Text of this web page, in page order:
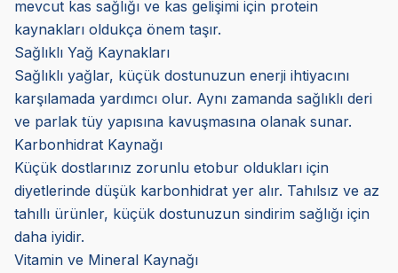
mevcut kas sağlığı ve kas gelişimi için protein
kaynakları oldukça önem taşır.
Sağlıklı Yağ Kaynakları
Sağlıklı yağlar, küçük dostunuzun enerji ihtiyacını
karşılamada yardımcı olur. Aynı zamanda sağlıklı deri
ve parlak tüy yapısına kavuşmasına olanak sunar.
Karbonhidrat Kaynağı
Küçük dostlarınız zorunlu etobur oldukları için
diyetlerinde düşük karbonhidrat yer alır. Tahılsız ve az
tahıllı ürünler, küçük dostunuzun sindirim sağlığı için
daha iyidir.
Vitamin ve Mineral Kaynağı